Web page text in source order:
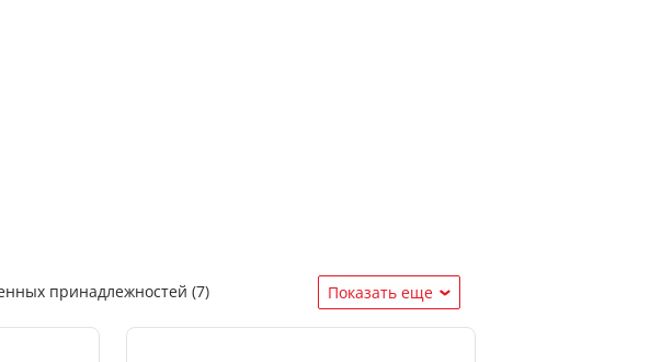
принадлежностей (7)
(33) Школьная канцелярия (7)
Показать еще